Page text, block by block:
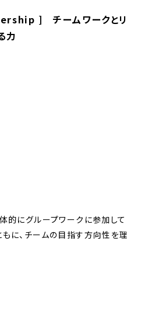
] チームワークとリ
力
的にグループワークに参加して
に、チームの目指す方向性を理